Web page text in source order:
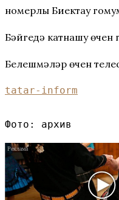
номерлы Биектау
Бәйгедә катнашу өчен
Белешмәләр өчен
tatar-inform
Фото: архив